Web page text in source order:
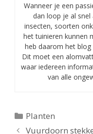
Wanneer je een
dan loop je al
insecten, soorten
het tuinieren kunnen
heb daarom het blog
Dit moet een
waar iedereen
van alle
Categorieën
Planten
Vuurdoorn